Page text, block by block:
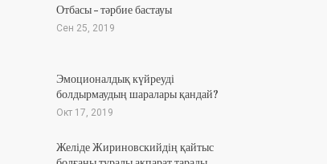
Отбасы – тәрбие бастауы
Сен 25, 2019
Эмоционалдық күйреуді
болдырмаудың шаралары қандай?
Окт 17, 2019
Желіде Жириновскийдің қайтыс